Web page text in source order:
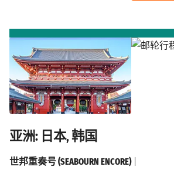
亚洲: 日本, 韩国
世邦重奏号 (SEABOURN ENCORE)|